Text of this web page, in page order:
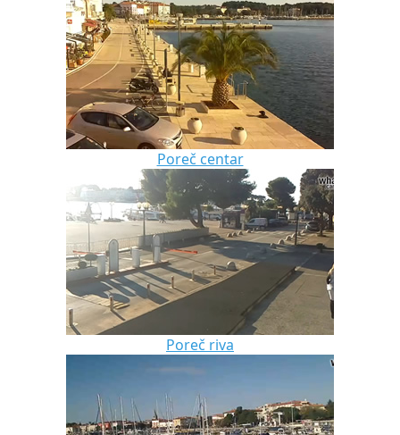
Poreč centar
Poreč riva